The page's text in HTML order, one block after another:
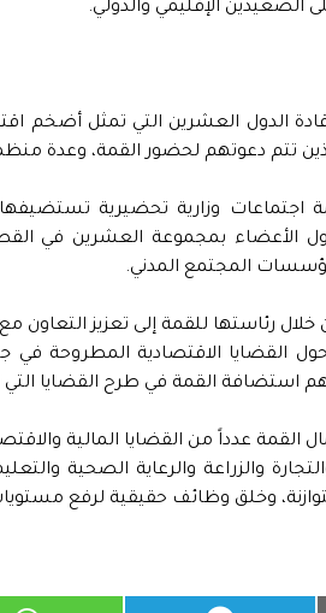
الصعيدين الإقليمي والدولي.
الدول العشرين التي تمثل أضخم
تتم دعوتهم لحضور القمة، وعدة
اجتماعات وزارية تحضيرية
الأعضاء بمجموعة العشرين في
المجتمع المدني.
رئاستها للقمة إلى تعزيز التعاون
القضايا الاقتصادية المطروحة في
استضافة القمة في طرح القضايا
القمة عدداً من القضايا المالية
والزراعة والرعاية الصحية
وخلق وظائف حقيقية لرفع